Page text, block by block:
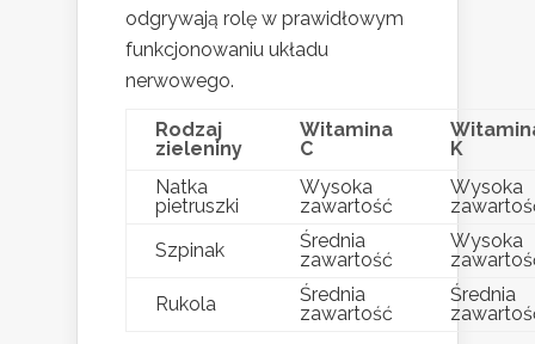
odgrywają rolę w prawidłowym
funkcjonowaniu układu
nerwowego.
Rodzaj
zieleniny
Witamina
C
K
Natka
pietruszki
Wysoka
zawartość
Wysoka
Szpinak
Średnia
zawartość
Wysoka
Rukola
Średnia
zawartość
Średnia